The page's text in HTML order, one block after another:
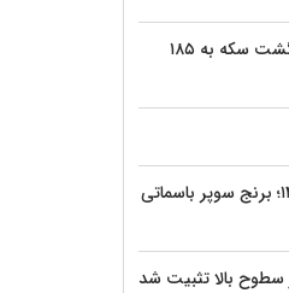
پیش‌ بینی قیمت طلا و سکه؛ احتمال بازگشت سکه به ۱۸۵
قیمت برنج پاکستانی امروز ۱۴ مرداد ۱۴۰۵؛ برنج سوپر باسماتی
سطوح بالا تثبیت شد